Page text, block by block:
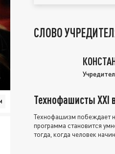
СЛОВО
Технофашисты XXI
Технофашизм побеждает
программа становится
тогда, когда человек